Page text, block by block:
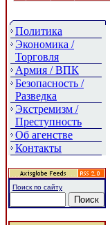
Политика
Экономика /
Торговля
Армия / ВПК
Безопасность /
Разведка
Экстремизм /
Преступность
Об агенстве
Контакты
Поиск по сайту